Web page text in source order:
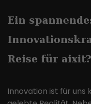
Ein
Reise für aixit?
Innovation ist für uns